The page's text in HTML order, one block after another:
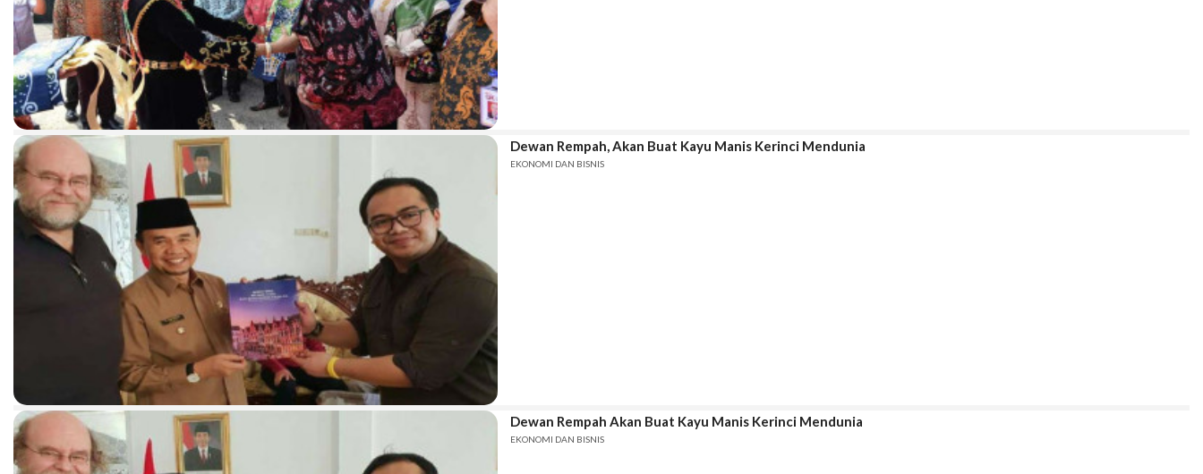
Dewan Rempah, Akan Buat Kayu Manis Kerinci Mendunia
EKONOMI DAN BISNIS
Dewan Rempah Akan Buat Kayu Manis Kerinci Mendunia
EKONOMI DAN BISNIS